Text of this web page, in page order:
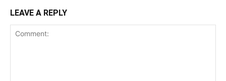
LEAVE A REPLY